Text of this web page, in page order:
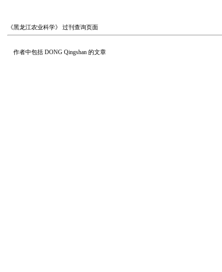
《黑龙江农业科学》 过刊查询页面
作者中包括 DONG Qingshan 的文章